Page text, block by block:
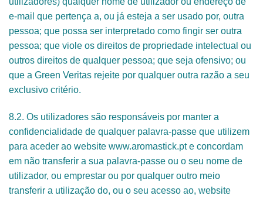
e-mail que pertença a, ou já esteja a ser usado por, outra
pessoa; que possa ser interpretado como fingir ser outra
pessoa; que viole os direitos de propriedade intelectual ou
outros direitos de qualquer pessoa; que seja ofensivo; ou
que a Green Veritas rejeite por qualquer outra razão a seu
exclusivo critério.
8.2. Os utilizadores são responsáveis por manter a
confidencialidade de qualquer palavra-passe que utilizem
para aceder ao website www.aromastick.pt e concordam
em não transferir a sua palavra-passe ou o seu nome de
utilizador, ou emprestar ou por qualquer outro meio
transferir a utilização do, ou o seu acesso ao, website